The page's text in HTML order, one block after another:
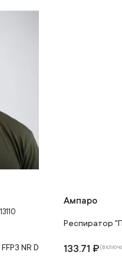
NR D
Ампаро
Респиратор
133.71 ₽